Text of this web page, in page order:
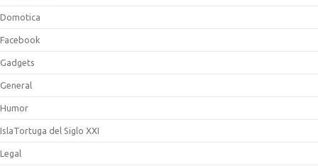
Domotica
Facebook
Gadgets
General
Humor
IslaTortuga del Siglo XXI
Legal